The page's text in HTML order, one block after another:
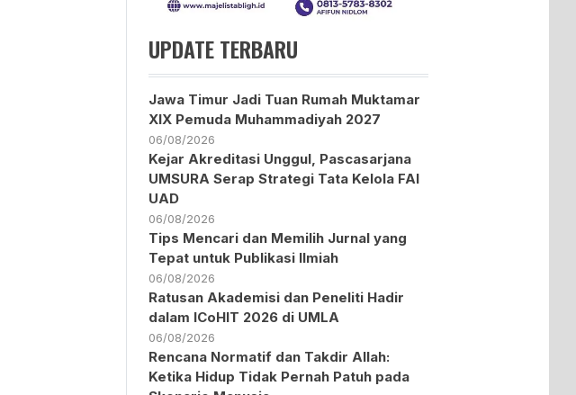
UPDATE TERBARU
Jawa Timur Jadi Tuan Rumah Muktamar
XIX Pemuda Muhammadiyah 2027
06/08/2026
Kejar Akreditasi Unggul, Pascasarjana
UMSURA Serap Strategi Tata Kelola FAI
UAD
06/08/2026
Tips Mencari dan Memilih Jurnal yang
Tepat untuk Publikasi Ilmiah
06/08/2026
Ratusan Akademisi dan Peneliti Hadir
dalam ICoHIT 2026 di UMLA
06/08/2026
Rencana Normatif dan Takdir Allah:
Ketika Hidup Tidak Pernah Patuh pada